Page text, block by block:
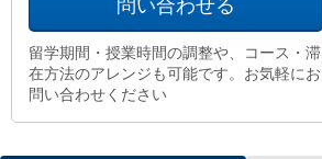
問い合わせる
留学期間・授業時間の調整や、コース・滞
在方法のアレンジも可能です。お気軽にお
問い合わせください